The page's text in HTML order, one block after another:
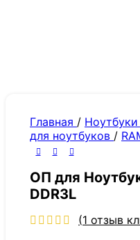
Главная /
для ноутбуков /
ОП для
DDR3L
(1 отзыв